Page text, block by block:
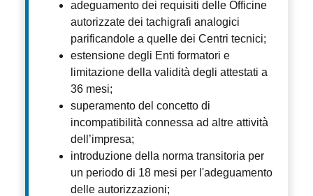
adeguamento dei requisiti delle Officine
autorizzate dei tachigrafi analogici
parificandole a quelle dei Centri tecnici;
estensione degli Enti formatori e
limitazione della validità degli attestati a
36 mesi;
superamento del concetto di
incompatibilità connessa ad altre attività
dell’impresa;
introduzione della norma transitoria per
un periodo di 18 mesi per l'adeguamento
delle autorizzazioni;